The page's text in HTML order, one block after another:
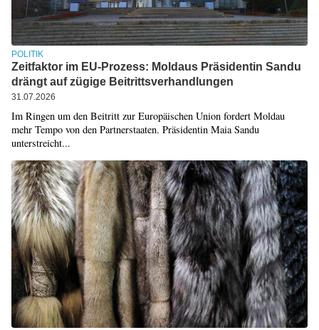
POLITIK
Zeitfaktor im EU-Prozess: Moldaus Präsidentin Sandu
drängt auf zügige Beitrittsverhandlungen
31.07.2026
Im Ringen um den Beitritt zur Europäischen Union fordert Moldau
mehr Tempo von den Partnerstaaten. Präsidentin Maia Sandu
unterstreicht...